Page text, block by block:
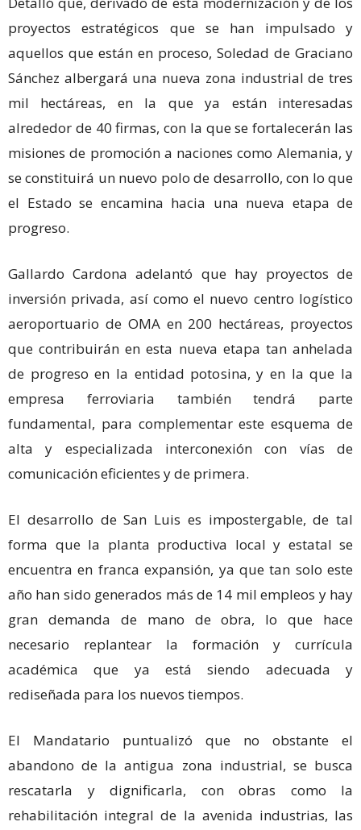
proyectos estratégicos que se han impulsado y
aquellos que están en proceso, Soledad de Graciano
Sánchez albergará una nueva zona industrial de tres
mil hectáreas, en la que ya están interesadas
alrededor de 40 firmas, con la que se fortalecerán las
misiones de promoción a naciones como Alemania, y
se constituirá un nuevo polo de desarrollo, con lo que
el Estado se encamina hacia una nueva etapa de
progreso.
Gallardo Cardona adelantó que hay proyectos de
inversión privada, así como el nuevo centro logístico
aeroportuario de OMA en 200 hectáreas, proyectos
que contribuirán en esta nueva etapa tan anhelada
de progreso en la entidad potosina, y en la que la
empresa ferroviaria también tendrá parte
fundamental, para complementar este esquema de
alta y especializada interconexión con vías de
comunicación eficientes y de primera.
El desarrollo de San Luis es impostergable, de tal
forma que la planta productiva local y estatal se
encuentra en franca expansión, ya que tan solo este
año han sido generados más de 14 mil empleos y hay
gran demanda de mano de obra, lo que hace
necesario replantear la formación y currícula
académica que ya está siendo adecuada y
rediseñada para los nuevos tiempos.
El Mandatario puntualizó que no obstante el
abandono de la antigua zona industrial, se busca
rescatarla y dignificarla, con obras como la
rehabilitación integral de la avenida industrias, las